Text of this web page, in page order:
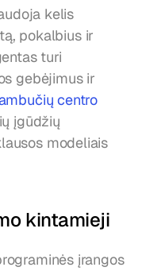
kelis
pokalbius ir
turi
gebėjimus ir
centro
įgūdžių
modeliais
kintamieji
įrangos